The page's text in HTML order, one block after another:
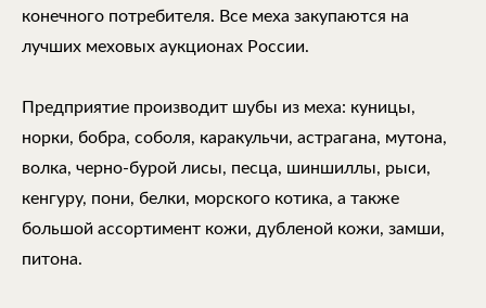
конечного потребителя. Все меха закупаются на
лучших меховых аукционах России.
Предприятие производит шубы из меха: куницы,
норки, бобра, соболя, каракульчи, астрагана, мутона,
волка, черно-бурой лисы, песца, шиншиллы, рыси,
кенгуру, пони, белки, морского котика, а также
большой ассортимент кожи, дубленой кожи, замши,
питона.